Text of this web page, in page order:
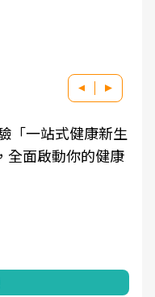
「一站式健康新生
全面啟動你的健康